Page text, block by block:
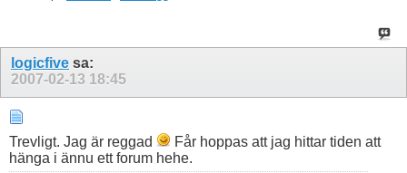
logicfive sa:
2007-02-13 18:45
Trevligt. Jag är reggad
Får hoppas att jag hittar tiden att
hänga i ännu ett forum hehe.